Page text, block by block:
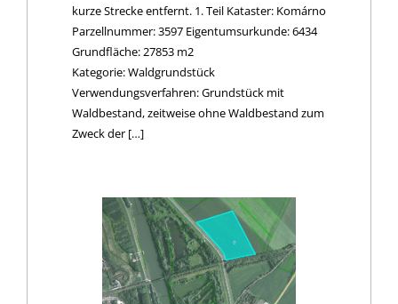
kurze Strecke entfernt. 1. Teil Kataster: Komárno
Parzellnummer: 3597 Eigentumsurkunde: 6434
Grundfläche: 27853 m2
Kategorie: Waldgrundstück
Verwendungsverfahren: Grundstück mit
Waldbestand, zeitweise ohne Waldbestand zum
Zweck der […]